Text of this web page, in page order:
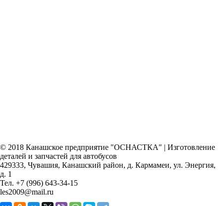
© 2018 Канашское предприятие "ОСНАСТКА" | Изготовление
деталей и запчастей для автобусов
429333, Чувашия, Канашский район, д. Кармамеи, ул. Энергия,
д. 1
Тел. +7 (996) 643-34-15
les2009@mail.ru